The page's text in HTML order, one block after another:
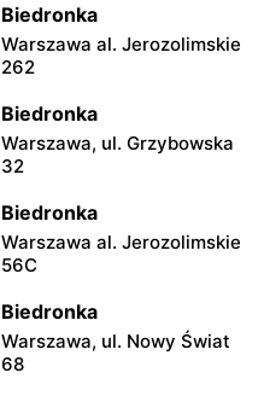
Biedronka
Warszawa al. Jerozolimskie
262
Biedronka
Warszawa, ul. Grzybowska
32
Biedronka
Warszawa al. Jerozolimskie
56C
Biedronka
Warszawa, ul. Nowy Świat
68